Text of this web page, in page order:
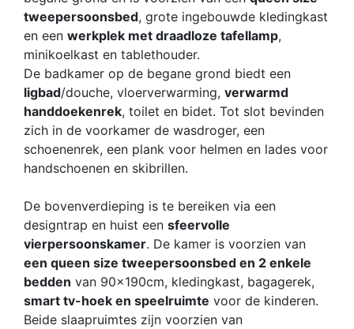
tweepersoonsbed, grote ingebouwde kledingkast
en een werkplek met draadloze tafellamp,
minikoelkast en tablethouder.
De badkamer op de begane grond biedt een
ligbad/douche, vloerverwarming, verwarmd
handdoekenrek, toilet en bidet. Tot slot bevinden
zich in de voorkamer de wasdroger, een
schoenenrek, een plank voor helmen en lades voor
handschoenen en skibrillen.
De bovenverdieping is te bereiken via een
designtrap en huist een sfeervolle
vierpersoonskamer. De kamer is voorzien van
een queen size tweepersoonsbed en 2 enkele
bedden van 90x190cm, kledingkast, bagagerek,
smart tv-hoek en speelruimte voor de kinderen.
Beide slaapruimtes zijn voorzien van